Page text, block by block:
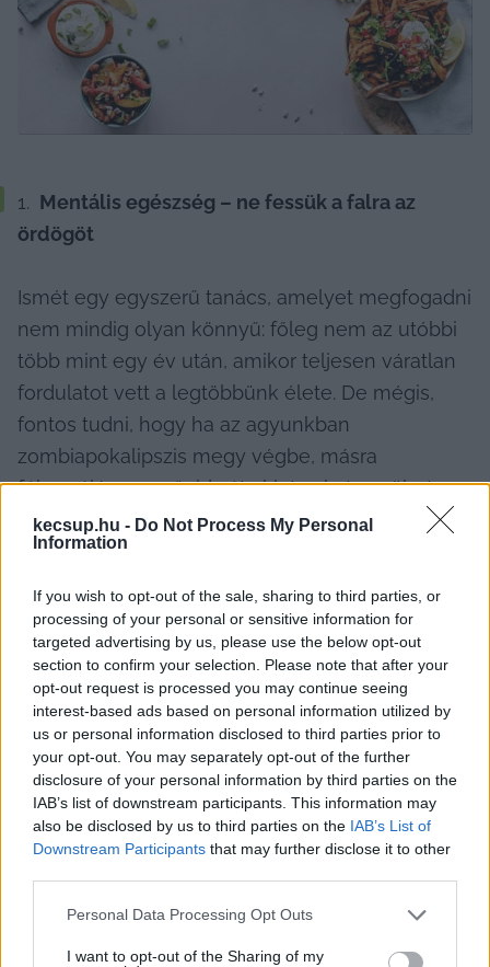
kecsup.hu - Do Not Process My Personal
Information
If you wish to opt-out of the sale, sharing to third parties, or
processing of your personal or sensitive information for
targeted advertising by us, please use the below opt-out
section to confirm your selection. Please note that after your
opt-out request is processed you may continue seeing
interest-based ads based on personal information utilized by
us or personal information disclosed to third parties prior to
your opt-out. You may separately opt-out of the further
disclosure of your personal information by third parties on the
IAB’s list of downstream participants. This information may
also be disclosed by us to third parties on the IAB’s List of
Downstream Participants that may further disclose it to other
Please note that this website/app uses one or more Google
not limited to your visit or usage behaviour. You may click to
Personal Data Processing Opt Outs
I want to opt-out of the Sharing of my
Mentális egészség – ne fessük a falra az
ördögöt
Ismét egy egyszerű tanács, amelyet megfogadni
nem mindig olyan könnyű: főleg nem az utóbbi
több mint egy év után, amikor teljesen váratlan
fordulatot vett a legtöbbünk élete. De mégis,
fontos tudni, hogy ha az agyunkban
zombiapokalipszis megy végbe, másra
fókuszálás, egy rövid séta kint sokat segíthet,
hogy reálisan tudjunk gondolkodni.
HIRDETÉS